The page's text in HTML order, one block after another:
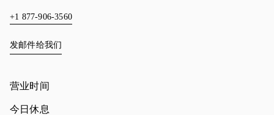
+1 877-906-3560
发邮件给我们
营业时间
今日休息